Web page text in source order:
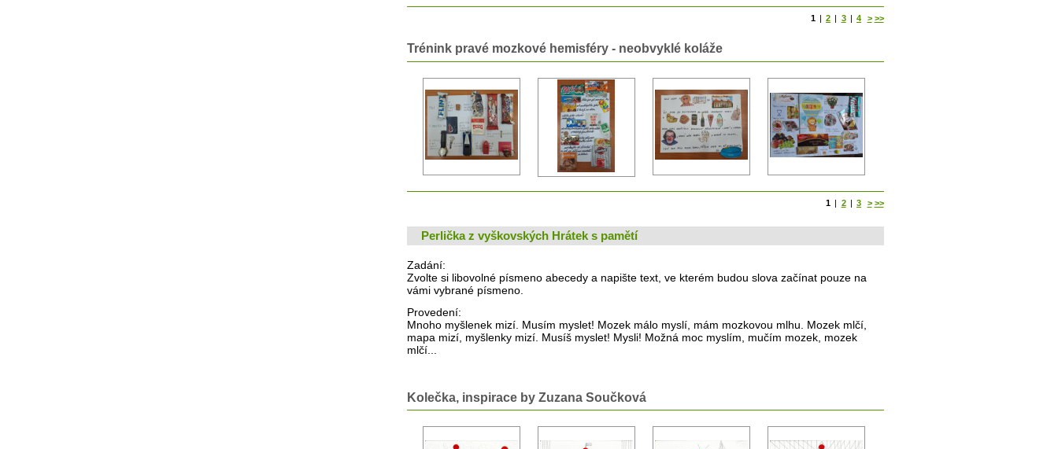
1 | 2 | 3 | 4 > >>
Trénink pravé mozkové hemisféry - neobvyklé koláže
1 | 2 | 3 > >>
Perlička z vyškovských Hrátek s pamětí
Zadání:
Zvolte si libovolné písmeno abecedy a napište text, ve kterém budou slova začínat pouze na
vámi vybrané písmeno.
Provedení:
Mnoho myšlenek mizí. Musím myslet! Mozek málo myslí, mám mozkovou mlhu. Mozek mlčí,
mapa mizí, myšlenky mizí. Musíš myslet! Mysli! Možná moc myslím, mučím mozek, mozek
mlčí...
Kolečka, inspirace by Zuzana Součková